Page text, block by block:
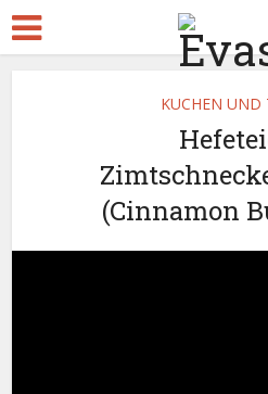
KUCHEN UND
(Cinnamon